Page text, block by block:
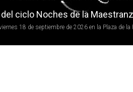
ciclo Noches de la
18 de septiembre de 2026 en la Plaza de la